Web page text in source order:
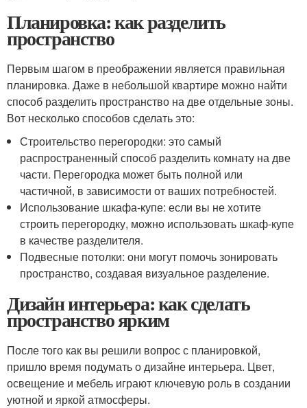
Планировка: как разделить
пространство
Первым шагом в преображении является правильная
планировка. Даже в небольшой квартире можно найти
способ разделить пространство на две отдельные зоны.
Вот несколько способов сделать это:
Строительство перегородки: это самый
распространенный способ разделить комнату на две
части. Перегородка может быть полной или
частичной, в зависимости от ваших потребностей.
Использование шкафа-купе: если вы не хотите
строить перегородку, можно использовать шкаф-купе
в качестве разделителя.
Подвесные потолки: они могут помочь зонировать
пространство, создавая визуальное разделение.
Дизайн интерьера: как сделать
пространство ярким
После того как вы решили вопрос с планировкой,
пришло время подумать о дизайне интерьера. Цвет,
освещение и мебель играют ключевую роль в создании
уютной и яркой атмосферы.